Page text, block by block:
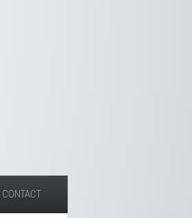
CONTACT